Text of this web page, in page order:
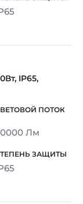
IP65,
Лм